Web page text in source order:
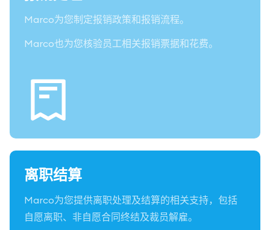
Marco为您制定报销政策和报销流程。
Marco也为您核验员工相关报销票据和花费。
离职结算
Marco为您提供离职处理及结算的相关支持，包括
自愿离职、非自愿合同终结及裁员解雇。